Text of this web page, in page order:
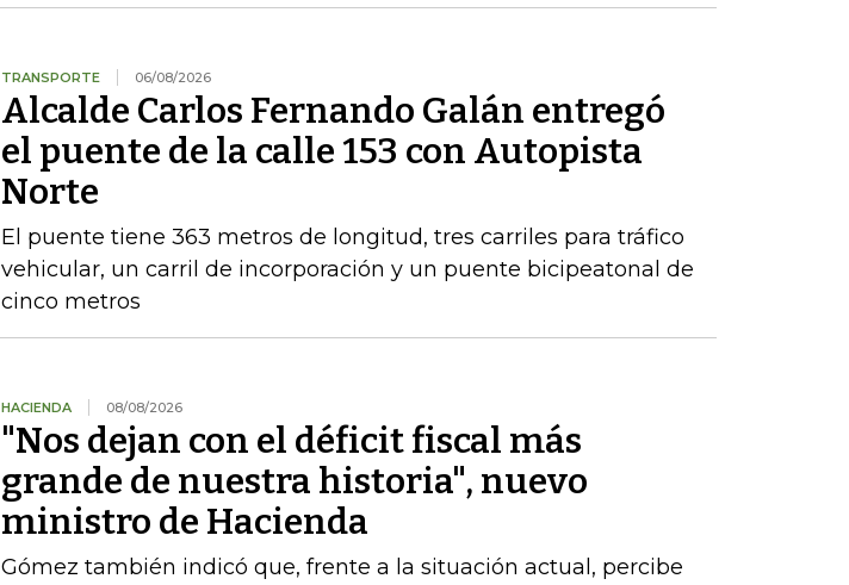
TRANSPORTE 06/08/2026
Alcalde Carlos Fernando Galán entregó
el puente de la calle 153 con Autopista
Norte
El puente tiene 363 metros de longitud, tres carriles para tráfico
vehicular, un carril de incorporación y un puente bicipeatonal de
cinco metros
HACIENDA 08/08/2026
"Nos dejan con el déficit fiscal más
grande de nuestra historia", nuevo
ministro de Hacienda
Gómez también indicó que, frente a la situación actual, percibe